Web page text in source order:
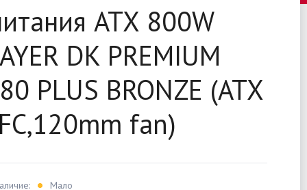
ATX 800W
DK PREMIUM
PLUS BRONZE (ATX
fan)
Мало